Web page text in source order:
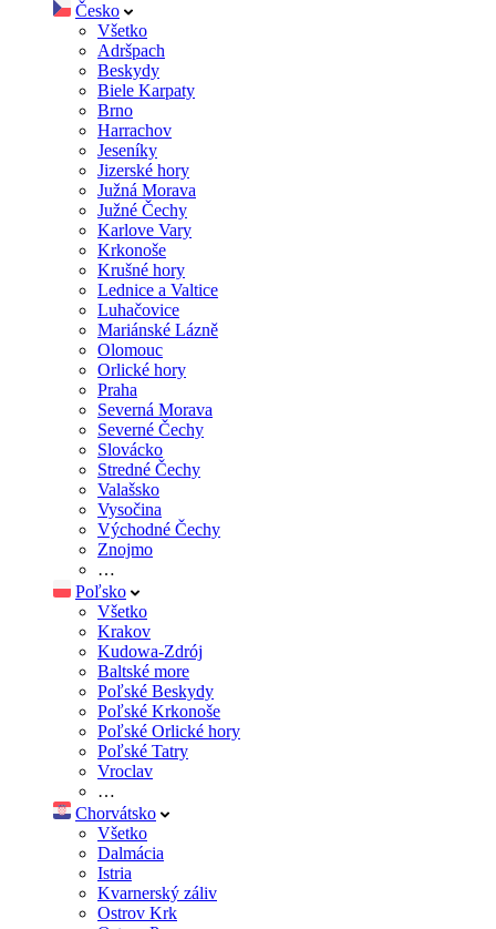
Česko
Všetko
Adršpach
Beskydy
Biele Karpaty
Brno
Harrachov
Jeseníky
Jizerské hory
Južná Morava
Južné Čechy
Karlove Vary
Krkonoše
Krušné hory
Lednice a Valtice
Luhačovice
Mariánské Lázně
Olomouc
Orlické hory
Praha
Severná Morava
Severné Čechy
Slovácko
Stredné Čechy
Valašsko
Vysočina
Východné Čechy
Znojmo
…
Poľsko
Všetko
Krakov
Kudowa-Zdrój
Baltské more
Poľské Beskydy
Poľské Krkonoše
Poľské Orlické hory
Poľské Tatry
Vroclav
…
Chorvátsko
Všetko
Dalmácia
Istria
Kvarnerský záliv
Ostrov Krk